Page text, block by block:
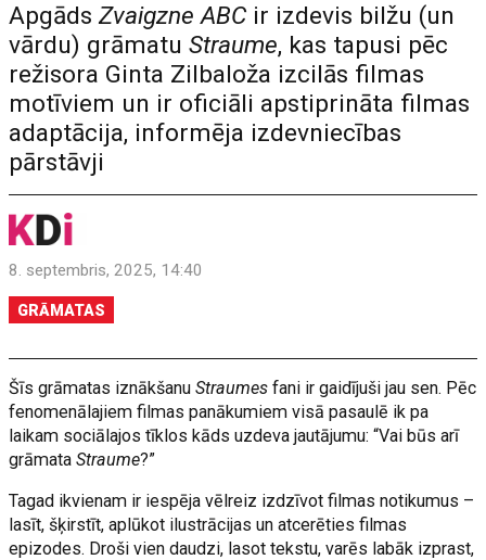
ApgādsZvaigzne ABC ir izdevis bilžu (un
vārdu) grāmatuStraume, kas tapusi pēc
režisora Ginta Zilbaloža izcilās filmas
motīviem un ir oficiāli apstiprināta filmas
adaptācija, informēja izdevniecības
pārstāvji
8. septembris, 2025, 14:40
GRĀMATAS
Šīs grāmatas iznākšanuStraumes fani ir gaidījuši jau sen. Pēc
fenomenālajiem filmas panākumiem visā pasaulē ik pa
laikam sociālajos tīklos kāds uzdeva jautājumu: “Vai būs arī
grāmataStraume?”
Tagad ikvienam ir iespēja vēlreiz izdzīvot filmas notikumus –
lasīt, šķirstīt, aplūkot ilustrācijas un atcerēties filmas
epizodes. Droši vien daudzi, lasot tekstu, varēs labāk izprast,